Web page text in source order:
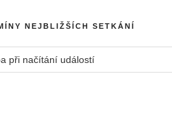
NEJBLIŽŠÍCH SETKÁNÍ
při načítání událostí